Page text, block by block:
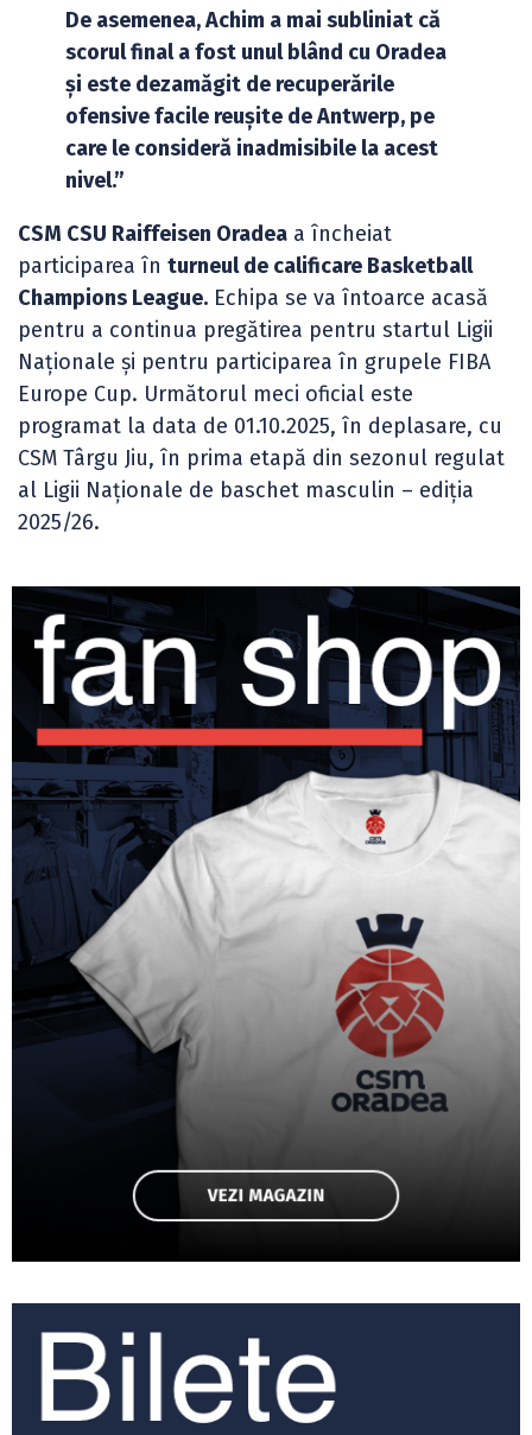
De asemenea, Achim a mai subliniat că
scorul final a fost unul blând cu Oradea
și este dezamăgit de recuperările
ofensive facile reușite de Antwerp, pe
care le consideră inadmisibile la acest
nivel.”
CSM CSU Raiffeisen Oradea a încheiat
participarea în turneul de calificare Basketball
Champions League. Echipa se va întoarce acasă
pentru a continua pregătirea pentru startul Ligii
Naționale și pentru participarea în grupele FIBA
Europe Cup. Următorul meci oficial este
programat la data de 01.10.2025, în deplasare, cu
CSM Târgu Jiu, în prima etapă din sezonul regulat
al Ligii Naționale de baschet masculin – ediția
2025/26.